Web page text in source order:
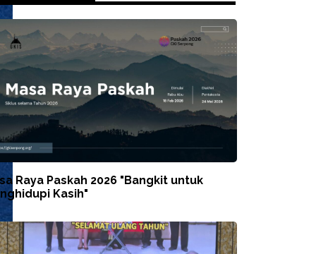
Raya Paskah 2026 "Bangkit untuk
Kasih"